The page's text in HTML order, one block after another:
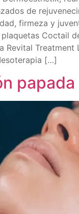
de
firmeza y
Coctail
Revital Treatment
[…]
papada